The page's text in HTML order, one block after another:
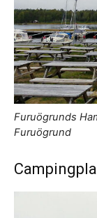
Furuögrunds
Furuögrund